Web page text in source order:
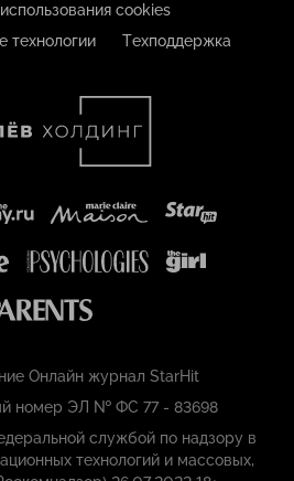
cookies
технологии
Техподдержка
Онлайн журнал StarHit
номер ЭЛ № ФС 77 - 83698
службой по надзору в
технологий и массовых,